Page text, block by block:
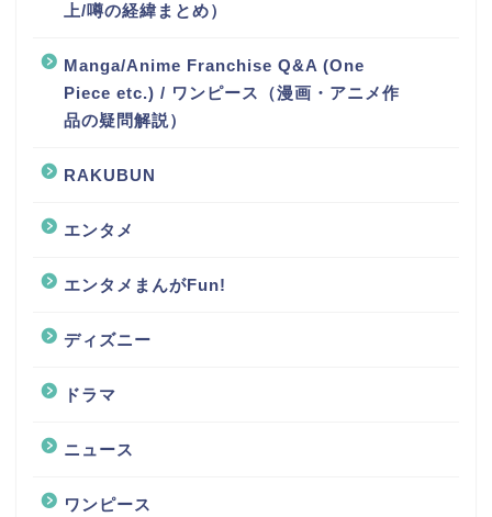
上/噂の経緯まとめ）
Manga/Anime Franchise Q&A (One
Piece etc.) / ワンピース（漫画・アニメ作
品の疑問解説）
RAKUBUN
エンタメ
エンタメまんがFun!
ディズニー
ドラマ
ニュース
ワンピース